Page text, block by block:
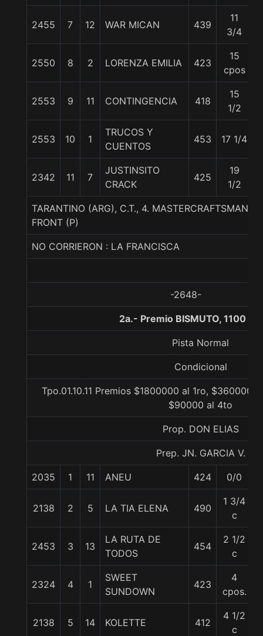
2455 7 12 WAR MICAN 439
11
3/4
2550 8 2 LORENZA EMILIA 423
15
cpos
2553 9 11 CONTINGENCIA 418
15
1/2
2553 10 1
TRUCOS Y
CUENTOS
453 17 1/4
2342 11 7
JUSTINSITO
CRACK
425
19
1/2
TARANTINO (ARG), C.T., 4. MASTERCRAFTSMAN-
FRONT (P)
NO CORRIERON : LA FRANCISCA
-2648-
2a.- Premio BISMUTO, 1100
Pista Normal
Condicional
Tpo.01.10.11 Premios $1800000 al 1ro, $360000
$90000 al 4to
Prop. DON ELIAS
Prep. JN. GARCIA V.
2035 1 11 ANEU 424 0/0
2138 2 5 LA TIA ELENA 490
1 3/4
c
2453 3 13
LA RUTA DE
TODOS
454
2 1/2
c
2324 4 1
SWEET
SUNDOWN
423
4
cpos.
2138 5 14 KOLETTE 412
4 1/2
c